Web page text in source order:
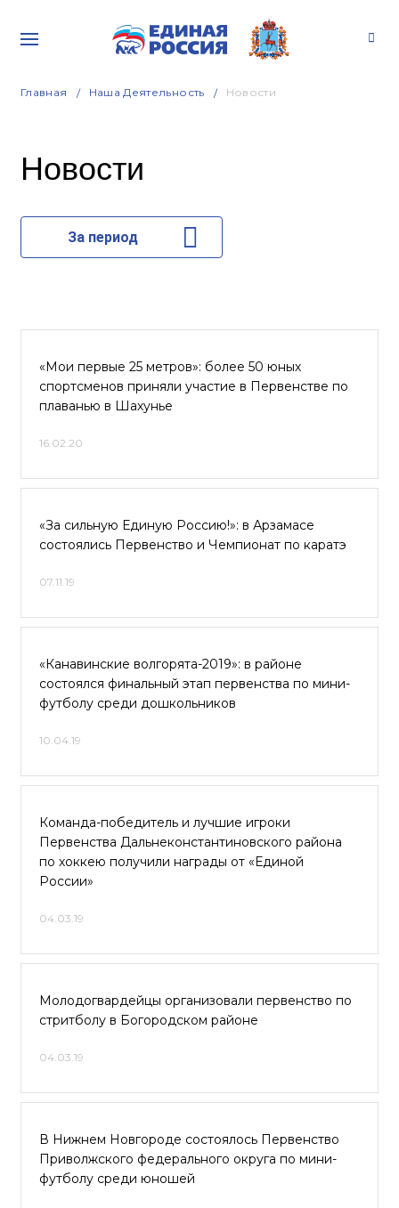
Главная Наша Деятельность Новости
Новости
За период
«Мои первые 25 метров»: более 50 юных
спортсменов приняли участие в Первенстве по
плаванью в Шахунье
16.02.20
«За сильную Единую Россию!»: в Арзамасе
состоялись Первенство и Чемпионат по каратэ
07.11.19
«Канавинские волгорята-2019»: в районе
состоялся финальный этап первенства по мини-
футболу среди дошкольников
10.04.19
Команда-победитель и лучшие игроки
Первенства Дальнеконстантиновского района
по хоккею получили награды от «Единой
России»
04.03.19
Молодогвардейцы организовали первенство по
стритболу в Богородском районе
04.03.19
В Нижнем Новгороде состоялось Первенство
Приволжского федерального округа по мини-
футболу среди юношей